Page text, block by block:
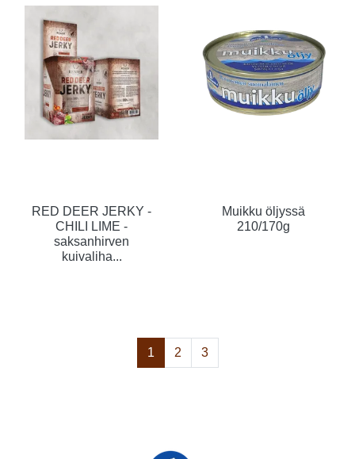
RED DEER JERKY -
CHILI LIME -
saksanhirven
kuivaliha...
Muikku öljyssä
210/170g
1 2 3